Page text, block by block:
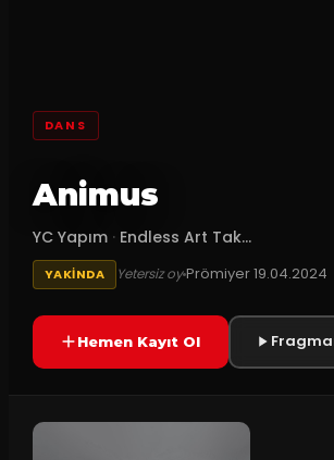
DANS
Animus
YC Yapım · Endless Art Tak...
YAKINDA Yetersiz oyPrömiyer19.04.2024
Hemen Kayıt Ol